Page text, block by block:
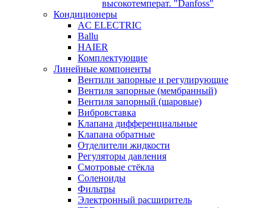
высокотемперат. "Danfoss"
Кондиционеры
AC ELECTRIC
Ballu
HAIER
Комплектующие
Линейные компоненты
Вентили запорные и регулирующие
Вентиля запорные (мембранный)
Вентиля запорный (шаровые)
Вибровставка
Клапана дифференциальные
Клапана обратные
Отделители жидкости
Регуляторы давления
Смотровые стёкла
Соленоиды
Фильтры
Электронный расширитель